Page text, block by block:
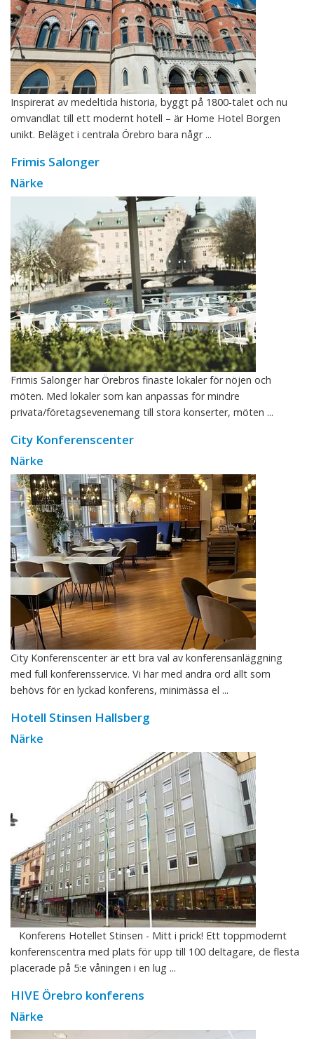
Inspirerat av medeltida historia, byggt på 1800-talet och nu
omvandlat till ett modernt hotell – är Home Hotel Borgen
unikt. Beläget i centrala Örebro bara någr ...
Frimis Salonger
Närke
Frimis Salonger har Örebros finaste lokaler för nöjen och
möten. Med lokaler som kan anpassas för mindre
privata/företagsevenemang till stora konserter, möten ...
City Konferenscenter
Närke
City Konferenscenter är ett bra val av konferensanläggning
med full konferensservice. Vi har med andra ord allt som
behövs för en lyckad konferens, minimässa el ...
Hotell Stinsen Hallsberg
Närke
Konferens Hotellet Stinsen - Mitt i prick! Ett toppmodernt
konferenscentra med plats för upp till 100 deltagare, de flesta
placerade på 5:e våningen i en lug ...
HIVE Örebro konferens
Närke